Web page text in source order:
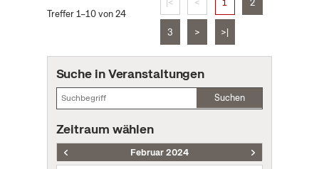
Treffer 1–10 von 24
3 > >|
Suche in Veranstaltungen
Suchen
Zeitraum wählen
Februar 2024